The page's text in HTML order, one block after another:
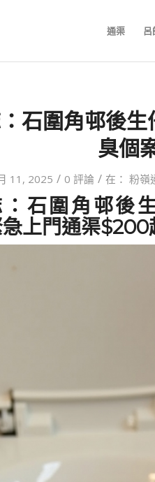
通渠 呂
石圍角邨後
臭個
11, 2025 / 0 評論 / 在： 粉嶺
石圍角邨後
上門通渠$200